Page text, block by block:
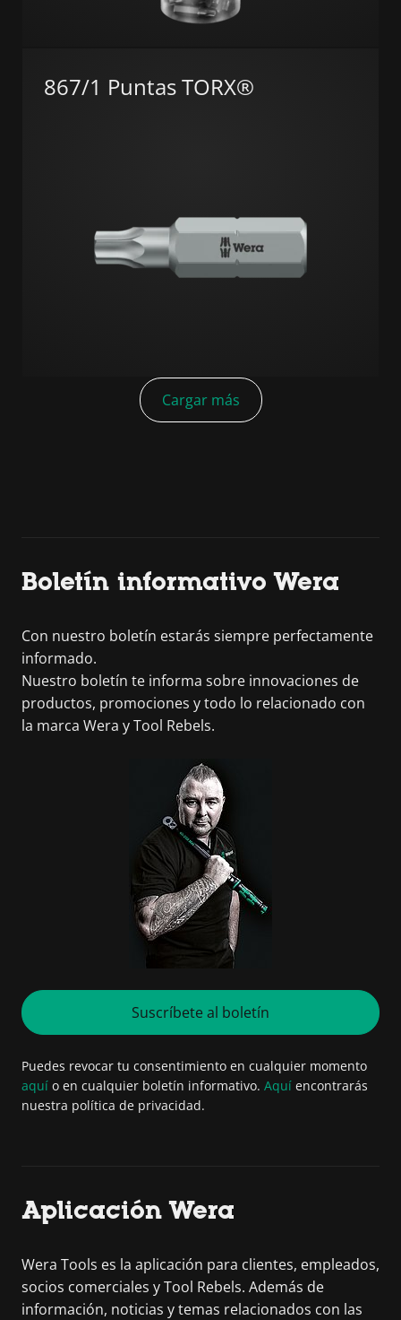
867/1 Puntas TORX®
Cargar más
Boletín informativo Wera
Con nuestro boletín estarás siempre perfectamente
informado.
Nuestro boletín te informa sobre innovaciones de
productos, promociones y todo lo relacionado con
la marca Wera y Tool Rebels.
Suscríbete al boletín
Puedes revocar tu consentimiento en cualquier momento
aquí o en cualquier boletín informativo. Aquí encontrarás
nuestra política de privacidad.
Aplicación Wera
Wera Tools es la aplicación para clientes, empleados,
socios comerciales y Tool Rebels. Además de
información, noticias y temas relacionados con las